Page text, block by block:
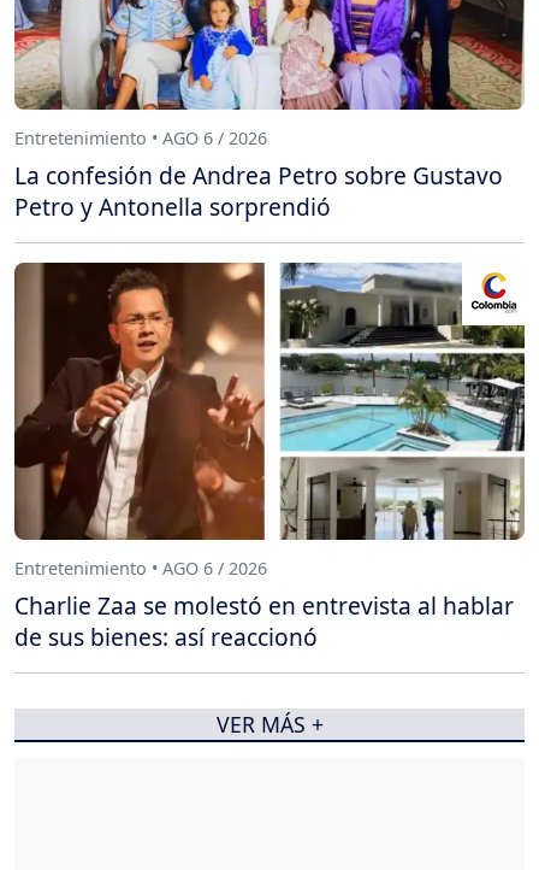
Entretenimiento • AGO 6 / 2026
La confesión de Andrea Petro sobre Gustavo
Petro y Antonella sorprendió
Entretenimiento • AGO 6 / 2026
Charlie Zaa se molestó en entrevista al hablar
de sus bienes: así reaccionó
VER MÁS +